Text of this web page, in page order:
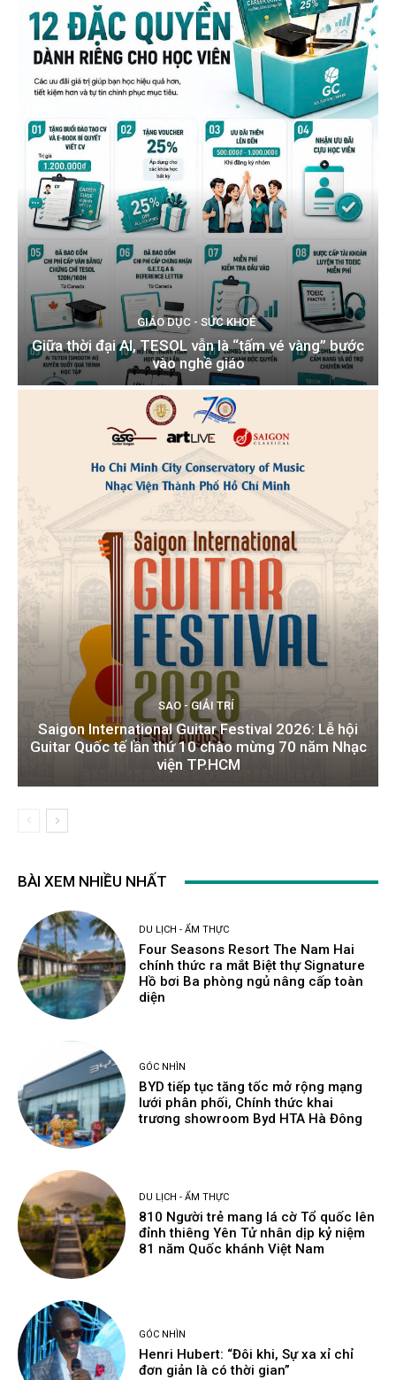
GIÁO DỤC - SỨC KHOẺ
Giữa thời đại AI, TESOL vẫn là “tấm vé vàng” bước
vào nghề giáo
SAO - GIẢI TRÍ
Saigon International Guitar Festival 2026: Lễ hội
Guitar Quốc tế lần thứ 10 chào mừng 70 năm Nhạc
viện TP.HCM
BÀI XEM NHIỀU NHẤT
DU LỊCH - ẨM THỰC
Four Seasons Resort The Nam Hai
chính thức ra mắt Biệt thự Signature
Hồ bơi Ba phòng ngủ nâng cấp toàn
diện
GÓC NHÌN
BYD tiếp tục tăng tốc mở rộng mạng
lưới phân phối, Chính thức khai
trương showroom Byd HTA Hà Đông
DU LỊCH - ẨM THỰC
810 Người trẻ mang lá cờ Tổ quốc lên
đỉnh thiêng Yên Tử nhân dịp kỷ niệm
81 năm Quốc khánh Việt Nam
GÓC NHÌN
Henri Hubert: “Đôi khi, Sự xa xỉ chỉ
đơn giản là có thời gian”